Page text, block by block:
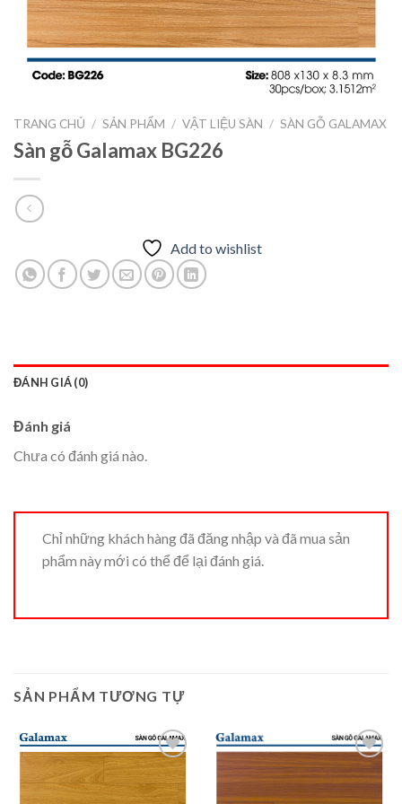
TRANG CHỦ / SẢN PHẨM / VẬT LIỆU SÀN / SÀN GỖ GALAMAX
Sàn gỗ Galamax BG226
Add to wishlist
ĐÁNH GIÁ (0)
Đánh giá
Chưa có đánh giá nào.
Chỉ những khách hàng đã đăng nhập và đã mua sản
phẩm này mới có thể để lại đánh giá.
SẢN PHẨM TƯƠNG TỰ
Add to Add to